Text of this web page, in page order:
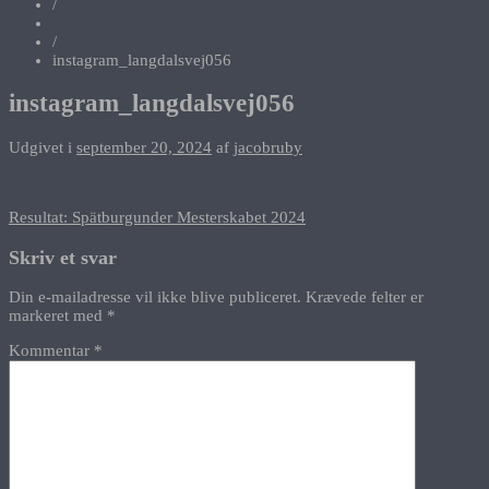
/
/
instagram_langdalsvej056
instagram_langdalsvej056
Udgivet i september 20, 2024 af jacobruby
Indlægsnavigation
Resultat: Spätburgunder Mesterskabet 2024
Skriv et svar
Din e-mailadresse vil ikke blive publiceret. Krævede felter er
markeret med *
Kommentar *